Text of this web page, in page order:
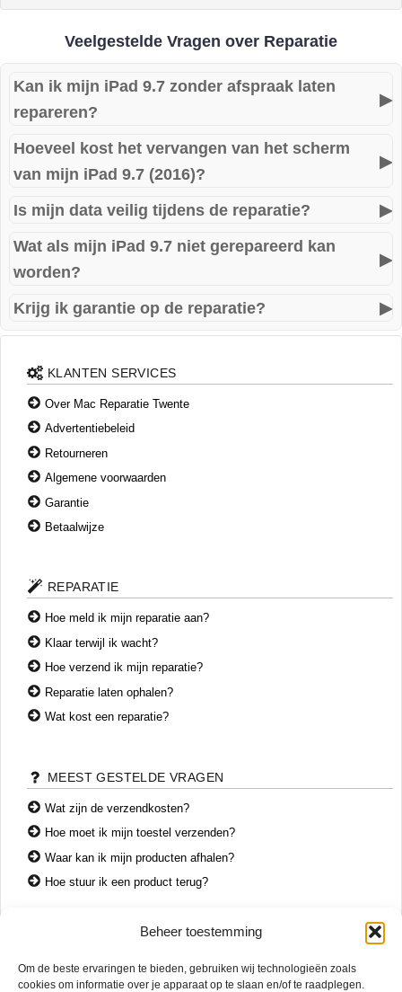
Beheer toestemming
Om de beste ervaringen te bieden, gebruiken wij technologieën zoals
cookies om informatie over je apparaat op te slaan en/of te raadplegen.
Veelgestelde Vragen over Reparatie
Kan ik mijn iPad 9.7 zonder afspraak laten
repareren?
▶
Ja, bij Mac Reparatie Twente kunt u zonder afspraak
langskomen. U wordt direct geholpen en ontvangt een
gratis diagnose.
Hoeveel kost het vervangen van het scherm
van mijn iPad 9.7 (2016)?
▶
De prijs hangt af van het type scherm (origineel of A-
kwaliteit). U ontvangt vooraf altijd een duidelijke
Is mijn data veilig tijdens de reparatie? ▶
Ja, wij behandelen uw apparaat met uiterste zorg. Uw data
wordt niet gewist en blijft privé. Toch raden wij een backup
Wat als mijn iPad 9.7 niet gerepareerd kan
worden?
▶
Indien reparatie niet mogelijk of economisch onhaalbaar is,
betaalt u enkel € 35,- onderzoekskosten (inclusief
Krijg ik garantie op de reparatie? ▶
onderdelen als de uitgevoerde montage.
KLANTEN SERVICES
Over Mac Reparatie Twente
Advertentiebeleid
Retourneren
Algemene voorwaarden
Garantie
Betaalwijze
REPARATIE
Hoe meld ik mijn reparatie aan?
Klaar terwijl ik wacht?
Hoe verzend ik mijn reparatie?
Reparatie laten ophalen?
Wat kost een reparatie?
MEEST GESTELDE VRAGEN
Wat zijn de verzendkosten?
Hoe moet ik mijn toestel verzenden?
Waar kan ik mijn producten afhalen?
Hoe stuur ik een product terug?
+31 74 7850071